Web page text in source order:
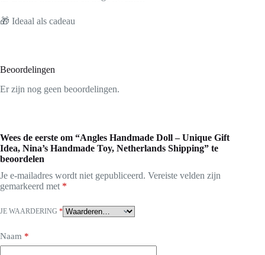
🎁 Ideaal als cadeau
Beoordelingen
Er zijn nog geen beoordelingen.
Wees de eerste om “Angles Handmade Doll – Unique Gift
Idea, Nina’s Handmade Toy, Netherlands Shipping” te
beoordelen
Je e-mailadres wordt niet gepubliceerd. Vereiste velden zijn
gemarkeerd met *
JE WAARDERING *
Naam *